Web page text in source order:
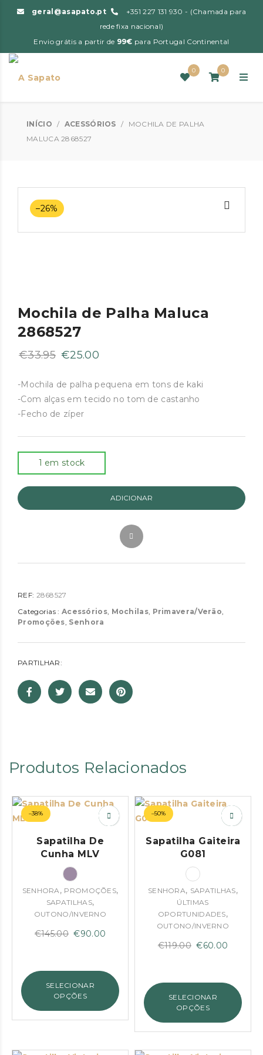
geral@asapato.pt
+351 227 131 930 - (Chamada para
rede fixa nacional)
Envio grátis a partir de 99€ para Portugal Continental
0 0
INÍCIO / ACESSÓRIOS /
MOCHILA DE PALHA
MALUCA 2868527
–26%
Mochila de Palha Maluca
2868527
€33.95 O
original
era:
€33.95.
€25.00
atual
é:
-Mochila de palha pequena em tons de kaki
-Com alças em tecido no tom de castanho
-Fecho de zíper
1 em stock
ADICIONAR
REF: 2868527
Categorias : Acessórios, Mochilas, Primavera/Verão,
Promoções, Senhora
PARTILHAR:
Produtos Relacionados
–38%
Sapatilha De
Cunha MLV
SENHORA, PROMOÇÕES,
SAPATILHAS,
OUTONO/INVERNO
€145.00 O
€145.00.
€90.00
é:
€90.00.
SELECIONAR
OPÇÕES
–50%
Sapatilha Gaiteira
G081
SENHORA, SAPATILHAS,
ÚLTIMAS
OPORTUNIDADES,
OUTONO/INVERNO
€119.00 O
€119.00.
€60.00
é:
€60.00.
SELECIONAR
OPÇÕES